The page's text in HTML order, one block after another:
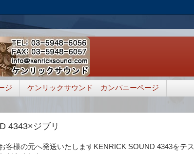
ジ ケンリックサウンド カンパニーページ
4343×ジブリ
客様の元へ発送いたしますKENRICK SOUND 4343をテス